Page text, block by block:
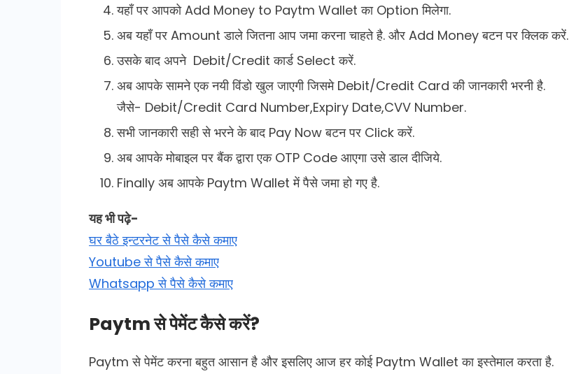
यहाँ पर आपको Add Money to Paytm Wallet का Option मिलेगा.
अब यहाँ पर Amount डाले जितना आप जमा करना चाहते है. और Add Money बटन पर क्लिक करें.
उसके बाद अपने Debit/Credit कार्ड Select करें.
अब आपके सामने एक नयी विंडो खुल जाएगी जिसमे Debit/Credit Card की जानकारी भरनी है.
जैसे- Debit/Credit Card Number,Expiry Date,CVV Number.
सभी जानकारी सही से भरने के बाद Pay Now बटन पर Click करें.
अब आपके मोबाइल पर बैंक द्वारा एक OTP Code आएगा उसे डाल दीजिये.
Finally अब आपके Paytm Wallet में पैसे जमा हो गए है.
यह भी पढ़े-
घर बैठे इन्टरनेट से पैसे कैसे कमाए
Youtube से पैसे कैसे कमाए
Whatsapp से पैसे कैसे कमाए
Paytm से पेमेंट कैसे करें?
Paytm से पेमेंट करना बहुत आसान है और इसलिए आज हर कोई Paytm Wallet का इस्तेमाल करता है.